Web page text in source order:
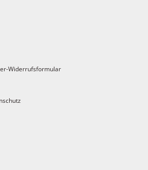
Widerrufsformular